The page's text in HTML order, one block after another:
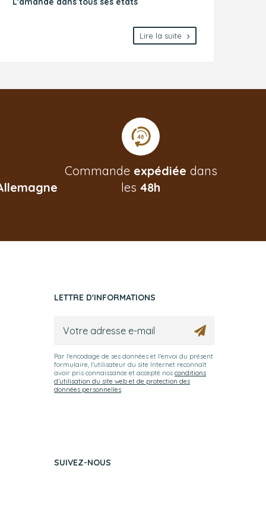
Lire la suite
Commandeexpédiée dans
les 48h
LETTRE D'INFORMATIONS
Par l'encodage de ses données et l'envoi du présent
formulaire, l'utilisateur du site Internet reconnaît
avoir pris connaissance et accepté nos conditions
d’utilisation du site web et de protection des
données personnelles
SUIVEZ-NOUS